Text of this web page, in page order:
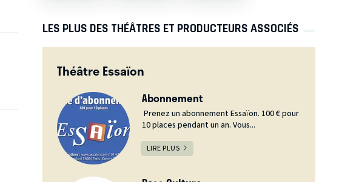
LES PLUS DES THÉÂTRES ET PRODUCTEURS ASSOCIÉS
Théâtre Essaïon
Abonnement
Prenez un abonnement Essaïon. 100 € pour
10 places pendant un an. Vous...
LIRE PLUS